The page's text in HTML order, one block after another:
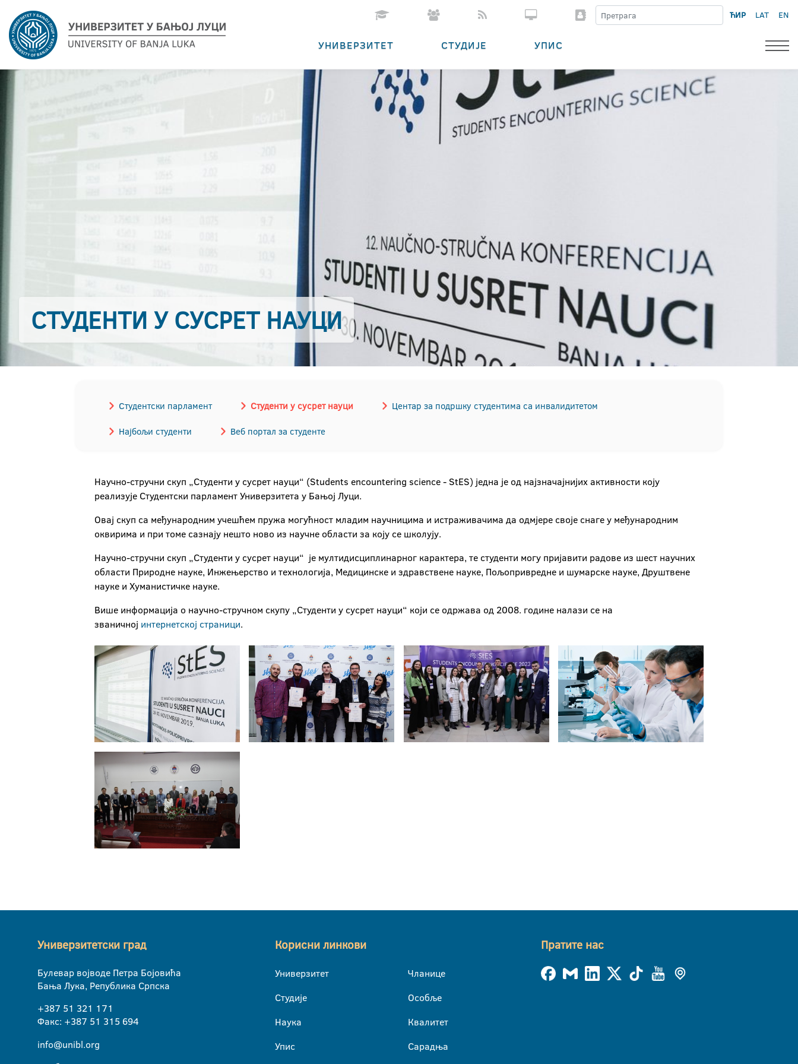
ЋИР LAT EN
УНИВЕРЗИТЕТ СТУДИЈЕ УПИС
СТУДЕНТИ У СУСРЕТ НАУЦИ
Студентски парламент Студенти у сусрет науци Центар за подршку студентима са инвалидитетом
Најбољи студенти Веб портал за студенте
Научно-стручни скуп „Студенти у сусрет науци“ (Students encountering science - StES) једна је од најзначајнијих активности коју
реализује Студентски парламент Универзитета у Бањој Луци.
Овај скуп са међународним учешћем пружа могућност младим научницима и истраживачима да одмјере своје снаге у међународним
оквирима и при томе сазнају нешто ново из научне области за коју се школују.
Научно-стручни скуп „Студенти у сусрет науци“ је мултидисциплинарног карактера, те студенти могу пријавити радове из шест научних
области Природне науке, Инжењерство и технологија, Медицинске и здравствене науке, Пољопривредне и шумарске науке, Друштвене
науке и Хуманистичке науке.
Више информација о научно-стручном скупу „Студенти у сусрет науци“ који се одржава од 2008. године налази се на
званичној интернетској страници.
Универзитетски град
Булевар војводе Петра Бојовића
Бања Лука, Република Српска
+387 51 321 171
Факс: +387 51 315 694
info@unibl.org
Корисни линкови
Универзитет
Студије
Наука
Упис
Чланице
Особље
Квалитет
Сарадња
Пратите нас